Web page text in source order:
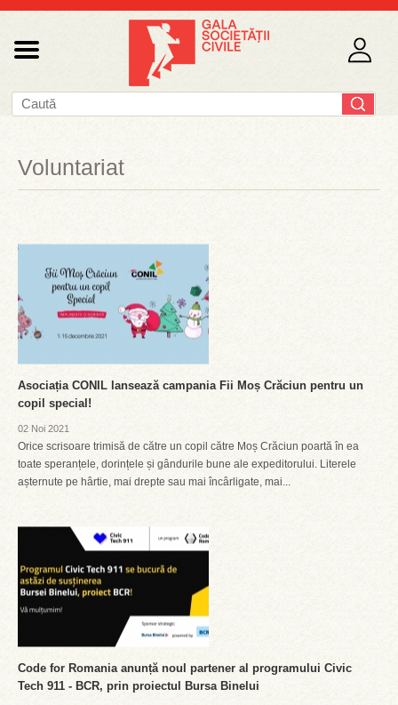
Voluntariat
Asociația CONIL lansează campania Fii Moș Crăciun pentru un
copil special!
02 Noi 2021
Orice scrisoare trimisă de către un copil către Moș Crăciun poartă în ea
toate speranțele, dorințele și gândurile bune ale expeditorului. Literele
așternute pe hârtie, mai drepte sau mai încârligate, mai...
Code for Romania anunță noul partener al programului Civic
Tech 911 - BCR, prin proiectul Bursa Binelui